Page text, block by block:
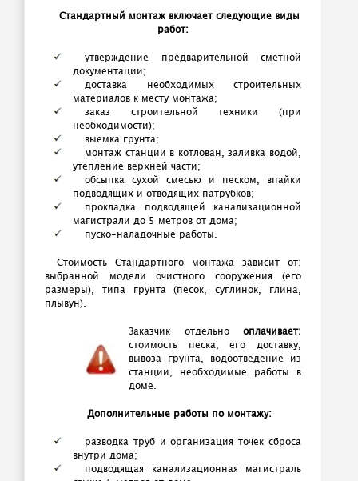
Стандартный монтаж включает следующие виды
работ:
утверждение предварительной сметной
документации;
доставка необходимых строительных
материалов к месту монтажа;
заказ строительной техники (при
необходимости);
выемка грунта;
монтаж станции в котлован, заливка водой,
утепление верхней части;
обсыпка сухой смесью и песком, впайки
подводящих и отводящих патрубков;
прокладка подводящей канализационной
магистрали до 5 метров от дома;
пуско-наладочные работы.
Стоимость Стандартного монтажа зависит от:
выбранной модели очистного сооружения (его
размеры), типа грунта (песок, суглинок, глина,
плывун).
Заказчик отдельно оплачивает:
стоимость песка, его доставку,
вывоза грунта, водоотведение из
станции, необходимые работы в
доме.
Дополнительные работы по монтажу:
разводка труб и организация точек сброса
внутри дома;
подводящая канализационная магистраль